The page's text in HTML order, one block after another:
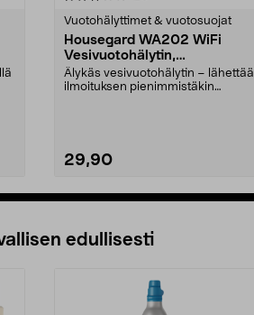
Vuotohälyttimet & vuotosuojat
Housegard WA202 WiFi
Vesivuotohälytin,
vesivuotoanturi
Älykäs vesivuotohälytin – lähettää
ilmoituksen pienimmistäkin
29,90
edullisesti